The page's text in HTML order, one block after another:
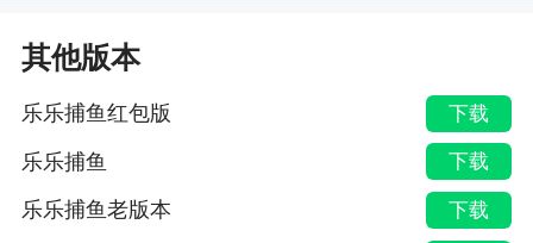
其他版本
乐乐捕鱼红包版 下载
乐乐捕鱼 下载
乐乐捕鱼老版本 下载